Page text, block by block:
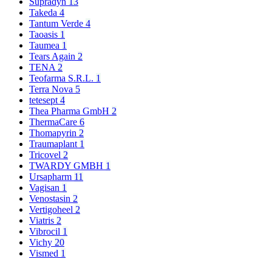
Takeda 4
Tantum Verde 4
Taoasis 1
Taumea 1
Tears Again 2
TENA 2
Teofarma S.R.L. 1
Terra Nova 5
tetesept 4
Thea Pharma GmbH 2
ThermaCare 6
Thomapyrin 2
Traumaplant 1
Tricovel 2
TWARDY GMBH 1
Ursapharm 11
Vagisan 1
Venostasin 2
Vertigoheel 2
Viatris 2
Vibrocil 1
Vichy 20
Vismed 1